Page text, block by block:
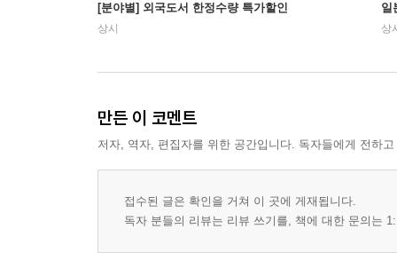
[분야별] 외국도서 한정수량 특가할인
상시
일
상
만든 이 코멘트
저자, 역자, 편집자를 위한 공간입니다. 독자들에게 전하
접수된 글은 확인을 거쳐 이 곳에 게재됩니다.
독자 분들의 리뷰는 리뷰 쓰기를, 책에 대한 문의는